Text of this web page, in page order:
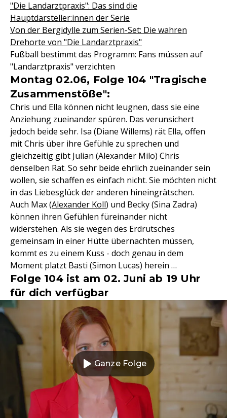
"Die Landarztpraxis": Das sind die
Hauptdarsteller:innen der Serie
Von der Bergidylle zum Serien-Set: Die wahren
Drehorte von "Die Landarztpraxis"
Fußball bestimmt das Programm: Fans müssen auf
"Landarztpraxis" verzichten
Montag 02.06, Folge 104 "Tragische
Zusammenstöße":
Chris und Ella können nicht leugnen, dass sie eine
Anziehung zueinander spüren. Das verunsichert
jedoch beide sehr. Isa (Diane Willems) rät Ella, offen
mit Chris über ihre Gefühle zu sprechen und
gleichzeitig gibt Julian (Alexander Milo) Chris
denselben Rat. So sehr beide ehrlich zueinander sein
wollen, sie schaffen es einfach nicht. Sie möchten nicht
in das Liebesglück der anderen hineingrätschen.
Auch Max (Alexander Koll) und Becky (Sina Zadra)
können ihren Gefühlen füreinander nicht
widerstehen. Als sie wegen des Erdrutsches
gemeinsam in einer Hütte übernachten müssen,
kommt es zu einem Kuss - doch genau in dem
Moment platzt Basti (Simon Lucas) herein …
Folge 104 ist am 02. Juni ab 19 Uhr
für dich verfügbar
Ganze Folge